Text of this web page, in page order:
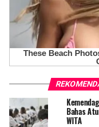
Bahas
WITA